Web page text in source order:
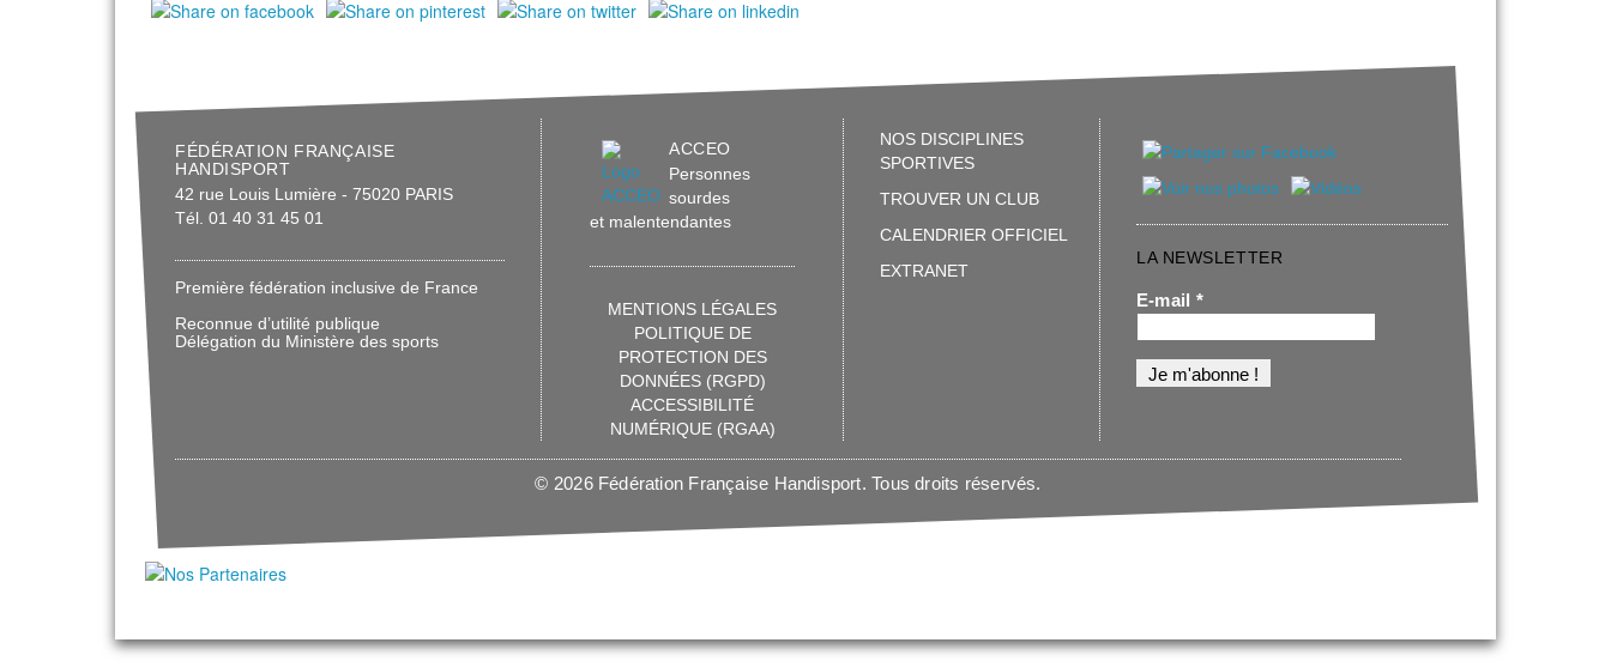
FÉDÉRATION FRANÇAISE
HANDISPORT
42 rue Louis Lumière - 75020 PARIS
Tél. 01 40 31 45 01
Première fédération inclusive de France
Reconnue d’utilité publique
Délégation du Ministère des sports
ACCEO
Personnes
sourdes
et malentendantes
MENTIONS LÉGALES
POLITIQUE DE
PROTECTION DES
DONNÉES (RGPD)
ACCESSIBILITÉ
NUMÉRIQUE (RGAA)
NOS DISCIPLINES
SPORTIVES
TROUVER UN CLUB
CALENDRIER OFFICIEL
EXTRANET
LA NEWSLETTER
E-mail *
© 2026 Fédération Française Handisport. Tous droits réservés.